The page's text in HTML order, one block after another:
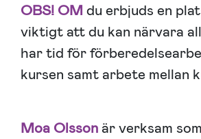
OBS! OM du erbjuds en
viktigt att du kan närvara
har tid för
kursen samt arbete mellan
Moa Olsson är verksam